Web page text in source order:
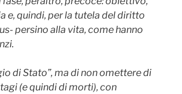
e, quindi, per la tutela del diritto
persino alla vita, come hanno
di Stato”, ma di non omettere di
(e quindi di morti), con